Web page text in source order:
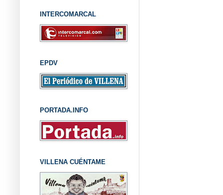
INTERCOMARCAL
EPDV
PORTADA.INFO
VILLENA CUÉNTAME